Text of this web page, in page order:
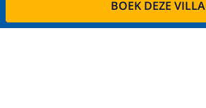
BOEK DEZE VILLA
Wilt u uw villa via ons verhuren?